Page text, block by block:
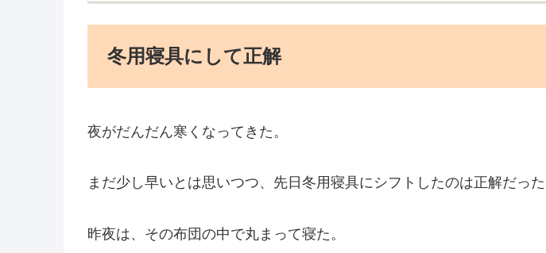
冬用寝具にして正解
夜がだんだん寒くなってきた。
まだ少し早いとは思いつつ、先日冬用寝具にシフトしたのは正解だった
昨夜は、その布団の中で丸まって寝た。